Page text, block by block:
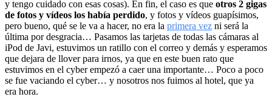
y tengo cuidado con esas cosas). En fin, el caso es que otros 2 gigas
de fotos y vídeos los había perdido, y fotos y vídeos guapísimos,
pero bueno, qué se le va a hacer, no era la primera vez ni será la
última por desgracia… Pasamos las tarjetas de todas las cámaras al
iPod de Javi, estuvimos un ratillo con el correo y demás y esperamos
que dejara de llover para irnos, ya que en este buen rato que
estuvimos en el cyber empezó a caer una importante… Poco a poco
se fue vaciando el cyber… y nosotros nos fuimos al hotel, que ya
era hora.